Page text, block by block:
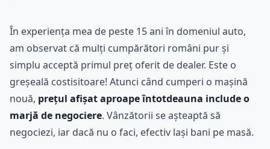
În experiența mea de peste 15 ani în domeniul auto,
am observat că mulți cumpărători români pur și
simplu acceptă primul preț oferit de dealer. Este o
greșeală costisitoare! Atunci când cumperi o mașină
nouă, prețul afișat aproape întotdeauna include o
marjă de negociere. Vânzătorii se așteaptă să
negociezi, iar dacă nu o faci, efectiv lași bani pe masă.